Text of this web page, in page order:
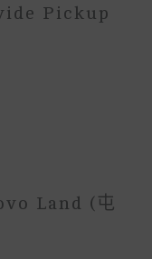
Pickup
Land (屯